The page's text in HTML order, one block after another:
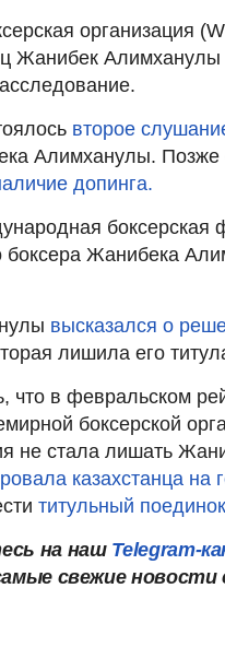
организация
Жанибек
второе
Алимханулы. Позже
допинга.
боксерская
боксера Жанибека
высказался о
лишила его
что в февральском
боксерской
не стала лишать
казахстанца на
титульный
на наш Telegram-
свежие новости